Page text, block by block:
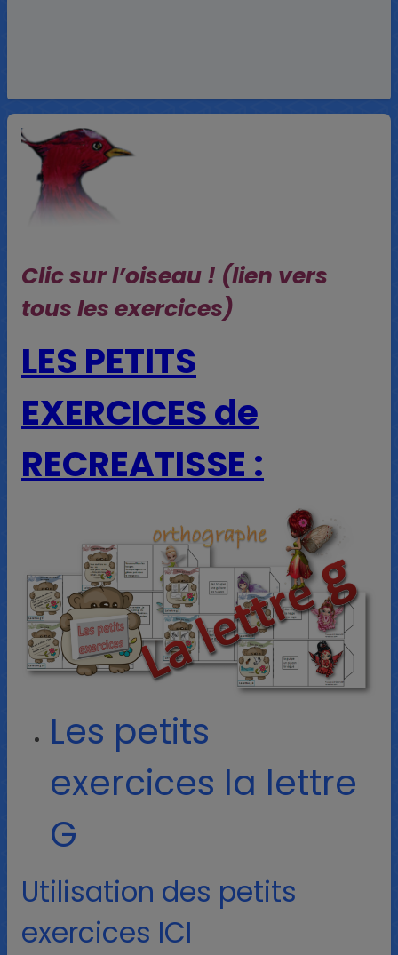
Clic sur l’oiseau ! (lien vers
tous les exercices)
LES PETITS
EXERCICES de
RECREATISSE :
Les petits
exercices la lettre
G
Utilisation des petits
exercices ICI